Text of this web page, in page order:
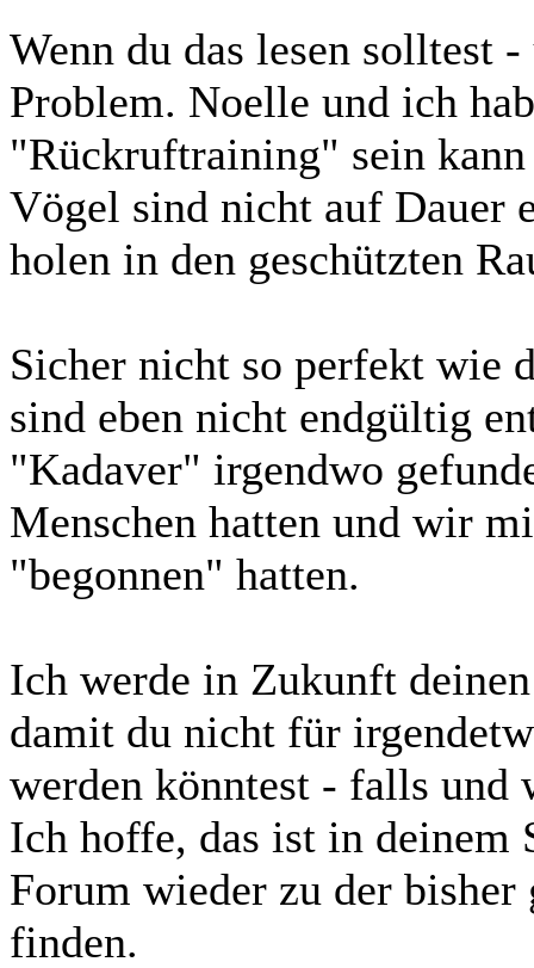
Wenn du das lesen solltest
Problem. Noelle und ich
"Rückruftraining" sein
Vögel sind nicht auf Dauer
holen in den geschützten
Sicher nicht so perfekt wie
sind eben nicht endgültig
"Kadaver" irgendwo
Menschen hatten und wir
"begonnen" hatten.
Ich werde in Zukunft
damit du nicht für
werden könntest - falls und
Ich hoffe, das ist in
Forum wieder zu der
finden.